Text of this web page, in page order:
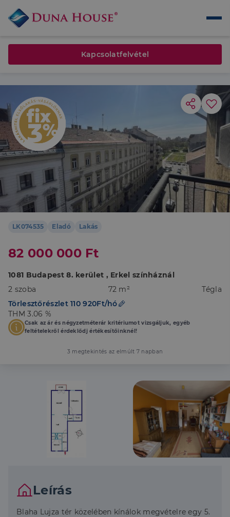
LK074535 Eladó Lakás
82 000 000 Ft
1081 Budapest 8. kerület , Erkel színháznál
2 szoba
72 m²
Tégla
Törlesztőrészlet 110 920Ft/hó
THM 3.06 %
Csak az ár és négyzetméterár kritériumot vizsgáljuk, egyéb
feltételekről érdeklődj értékesítőinknél!
3 megtekintés az elmúlt 7 napban
Leírás
Blaha Lujza tér közelében kínálok megvételre egy 5.
Kapcsolatfelvétel